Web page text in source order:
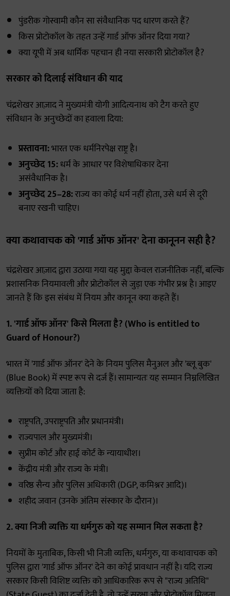
पुंडरीक गोस्वामी कौन सा संवैधानिक पद धारण करते हैं?
किस प्रोटोकॉल के तहत उन्हें गार्ड ऑफ ऑनर दिया गया?
क्या यूपी में अब धार्मिक पहचान ही नया सरकारी प्रोटोकॉल है?
सरकार को दिलाई संविधान की याद
चंद्रशेखर आज़ाद ने मुख्यमंत्री योगी आदित्यनाथ को टैग करते हुए
संविधान के अनुच्छेदों का हवाला दिया:
प्रस्तावना:भारत एक धर्मनिरपेक्ष राष्ट्र है।
अनुच्छेद 15:धर्म के आधार पर विशेषाधिकार देना
असंवैधानिक है।
अनुच्छेद 25–28:राज्य का कोई धर्म नहीं होता, उसे धर्म से दूरी
बनाए रखनी चाहिए।
क्या कथावाचक को 'गार्ड ऑफ ऑनर' देना कानूनन सही है?
चंद्रशेखर आज़ाद द्वारा उठाया गया यह मुद्दा केवल राजनीतिक नहीं, बल्कि
प्रशासनिक नियमावली और प्रोटोकॉल से जुड़ा एक गंभीर प्रश्न है। आइए
जानते हैं कि इस संबंध में नियम और कानून क्या कहते हैं।
1. 'गार्ड ऑफ ऑनर' किसे मिलता है? (Who is entitled to
Guard of Honour?)
भारत में 'गार्ड ऑफ ऑनर' देने के नियम पुलिस मैनुअल और 'ब्लू बुक'
(Blue Book) में स्पष्ट रूप से दर्ज हैं। सामान्यतः यह सम्मान निम्नलिखित
व्यक्तियों को दिया जाता है:
राष्ट्रपति, उपराष्ट्रपति और प्रधानमंत्री।
राज्यपाल और मुख्यमंत्री।
सुप्रीम कोर्ट और हाई कोर्ट के न्यायाधीश।
केंद्रीय मंत्री और राज्य के मंत्री।
वरिष्ठ सैन्य और पुलिस अधिकारी (DGP, कमिश्नर आदि)।
शहीद जवान (उनके अंतिम संस्कार के दौरान)।
2. क्या निजी व्यक्ति या धर्मगुरु को यह सम्मान मिल सकता है?
नियमों के मुताबिक, किसी भी निजी व्यक्ति, धर्मगुरु, या कथावाचक को
पुलिस द्वारा 'गार्ड ऑफ ऑनर' देने का कोई प्रावधान नहीं है। यदि राज्य
सरकार किसी विशिष्ट व्यक्ति को आधिकारिक रूप से "राज्य अतिथि"